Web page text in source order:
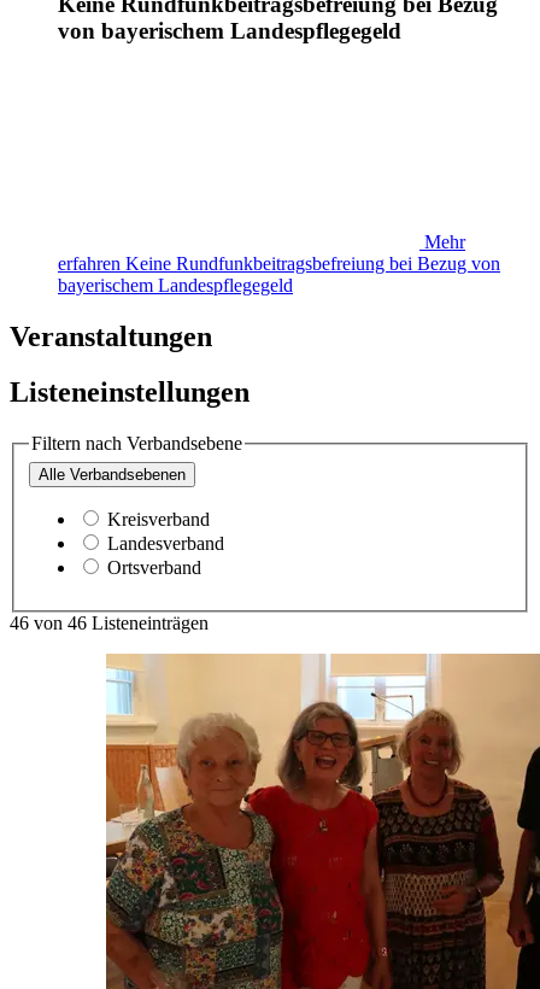
von bayerischem Landespflegegeld
Mehr
erfahren Keine Rundfunkbeitragsbefreiung bei Bezug von
bayerischem Landespflegegeld
Veranstaltungen
Listeneinstellungen
Filtern nach Verbandsebene
Alle Verbandsebenen
Kreisverband
Landesverband
Ortsverband
46 von 46 Listeneinträgen